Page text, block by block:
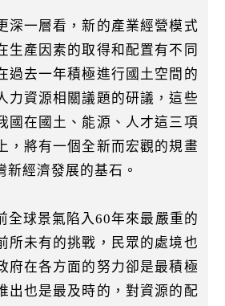
深一層看，新的產業經營模式
生產因素的取得和配置有不同
過去一年積極進行國土空間的
力資源相關議題的研議，這些
國在國土、能源、人才這三項
，將有一個全新而宏觀的規畫
新經濟發展的基石。
全球景氣陷入60年來最嚴重的
所未有的挑戰，民眾的處境也
府在各方面的努力卻是最積極
出也是最及時的，對資源的配